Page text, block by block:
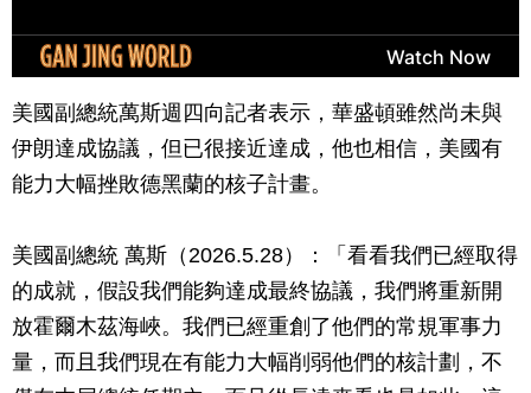
美國副總統萬斯週四向記者表示，華盛頓雖然尚未與
伊朗達成協議，但已很接近達成，他也相信，美國有
能力大幅挫敗德黑蘭的核子計畫。
美國副總統 萬斯（2026.5.28）：「看看我們已經取得
的成就，假設我們能夠達成最終協議，我們將重新開
放霍爾木茲海峽。我們已經重創了他們的常規軍事力
量，而且我們現在有能力大幅削弱他們的核計劃，不